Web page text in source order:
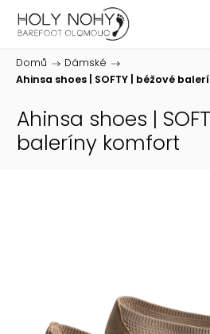
Domů / Dámské /
Ahinsa shoes | SOFTY | béžové
Ahinsa shoes |
baleríny komfort